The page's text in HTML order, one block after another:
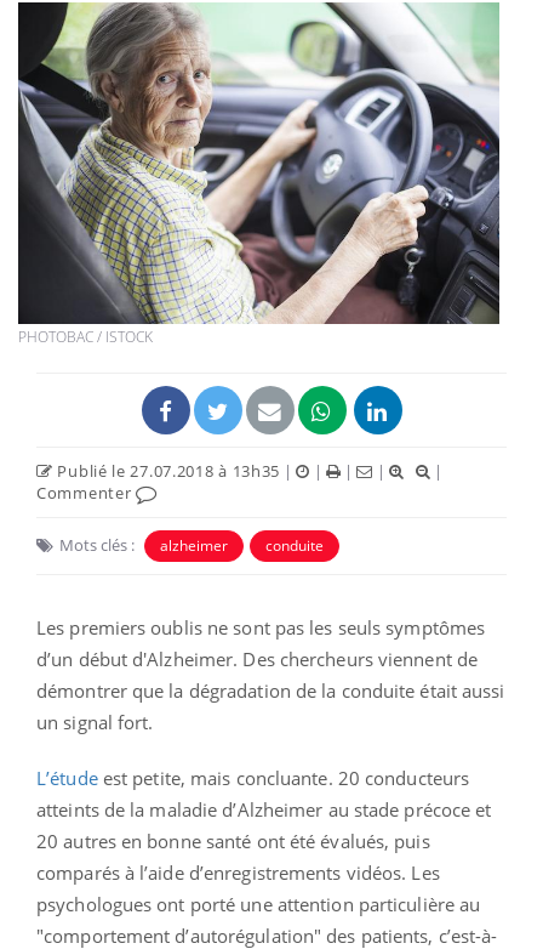
PHOTOBAC / ISTOCK
Publié le 27.07.2018 à 13h35 | | | |
|
Commenter
Mots clés : alzheimer conduite
Les premiers oublis ne sont pas les seuls symptômes
d’un début d'Alzheimer. Des chercheurs viennent de
démontrer que la dégradation de la conduite était aussi
un signal fort.
L’étudeest petite, mais concluante. 20 conducteurs
atteints de la maladie d’Alzheimer au stade précoce et
20 autres en bonne santé ont été évalués, puis
comparés à l’aide d’enregistrements vidéos. Les
psychologues ont porté une attention particulière au
"comportement d’autorégulation" des patients, c’est-à-